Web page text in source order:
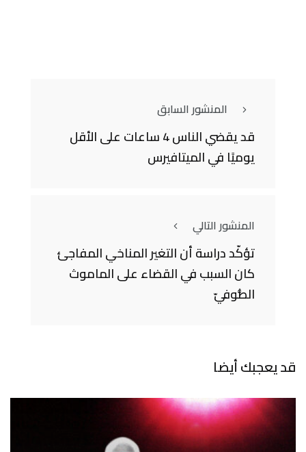
المنشور السابق
قد يقضي الناس 4 ساعات على الأقل
يوميًا في الميتافيرس
المنشور التالي
تؤكّد دراسة أن التغير المناخي المفاجئ
كان السبب في القضاء على الماموث
الصُّوفيّ
قد يعجبك أيضا